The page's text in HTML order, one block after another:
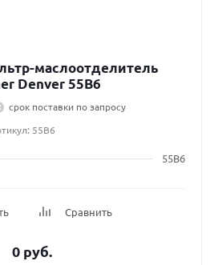
маслоотделитель
Denver 55B6
срок поставки по запросу
55B6
55B6
Сравнить
0 руб.